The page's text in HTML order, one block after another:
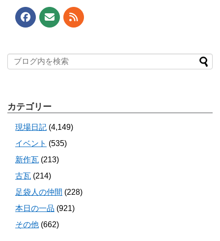
カテゴリー
現場日記 (4,149)
イベント (535)
新作瓦 (213)
古瓦 (214)
足袋人の仲間 (228)
本日の一品 (921)
その他 (662)